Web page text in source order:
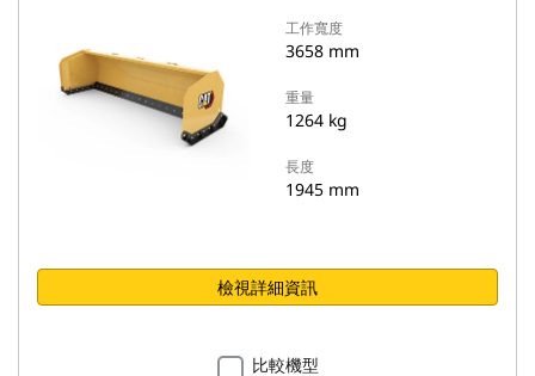
工作寬度
3658 mm
重量
1264 kg
長度
1945 mm
檢視詳細資訊
比較機型